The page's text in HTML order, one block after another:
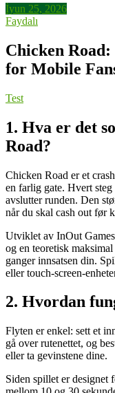
İyun 25, 2026
Faydalı
Chicken
for Mobile
Test
1. Hva er det
Road?
Chicken Road er et
en farlig gate. Hvert
avslutter runden. Den
når du skal cash out før
Utviklet av InOut
og en teoretisk
ganger innsatsen din.
eller touch‑screen-
2. Hvordan
Flyten er enkel: sett et
gå over rutenettet, og
eller ta gevinstene dine.
Siden spillet er designet